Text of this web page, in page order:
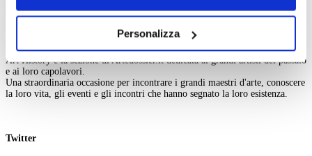
navigazione senza alcuna profilazione e con installazione
il tuo consenso alla profilazione che potrai revocare in
Personalizza
La vita e le opere dei grandi artisti dal Duecento al Novecento.
Art History è la sezione di Artedossier.it dedicata ai grandi artisti del passato
e ai loro capolavori.
Una straordinaria occasione per incontrare i grandi maestri d'arte, conoscere
la loro vita, gli eventi e gli incontri che hanno segnato la loro esistenza.
Twitter